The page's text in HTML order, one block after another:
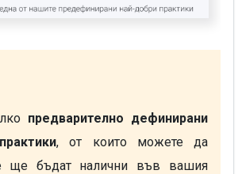
предварително дефинирани
, от които можете да
ще бъдат налични във вашия